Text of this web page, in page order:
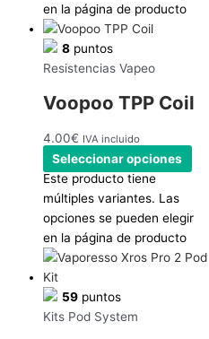
en la página de producto
8 puntos
Resistencias Vapeo
Voopoo TPP Coil
4.00€ IVA incluido
Seleccionar opciones
Este producto tiene
múltiples variantes. Las
opciones se pueden elegir
en la página de producto
59 puntos
Kits Pod System